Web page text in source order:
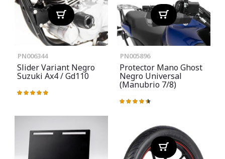
PN006344
Slider Variant Negro
Suzuki Ax4 / Gd110
Valoración:
PN005896
Protector Mano Ghost
Negro Universal
(manubrio 7/8)
Valoración: